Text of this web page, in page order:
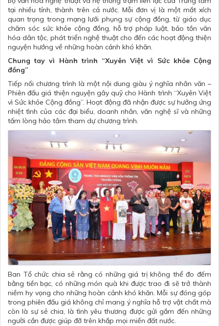
tại nhiều tỉnh, thành trên cả nước. Mỗi đơn vị là một mắt xích
quan trọng trong mạng lưới phụng sự cộng đồng, từ giáo dục
chăm sóc sức khỏe cộng đồng, hỗ trợ pháp luật, bảo tồn văn
hóa dân tộc, phát triển nghệ thuật cho đến các hoạt động thiện
nguyện hướng về những hoàn cảnh khó khăn.
Chung tay vì Hành trình “Xuyên Việt vì Sức khỏe Cộng
đồng”
Tiếp nối chương trình là một nội dung giàu ý nghĩa nhân văn –
Phiên đấu giá thiện nguyện gây quỹ cho Hành trình “Xuyên Việt
vì Sức khỏe Cộng đồng”. Hoạt động đã nhận được sự hưởng ứng
nhiệt tình của các đại biểu, doanh nhân, văn nghệ sĩ và những
tấm lòng hảo tâm tham dự chương trình.
Ban Tổ chức chia sẻ rằng có những giá trị không thể đo đếm
bằng tiền bạc, có những món quà khi được trao đi sẽ trở thành
niềm hy vọng cho những hoàn cảnh khó khăn. Mỗi sự đóng góp
trong phiên đấu giá không chỉ mang ý nghĩa hỗ trợ vật chất mà
còn là sự sẻ chia, là tình yêu thương được gửi gắm đến những
người cần được giúp đỡ trên khắp mọi miền đất nước.